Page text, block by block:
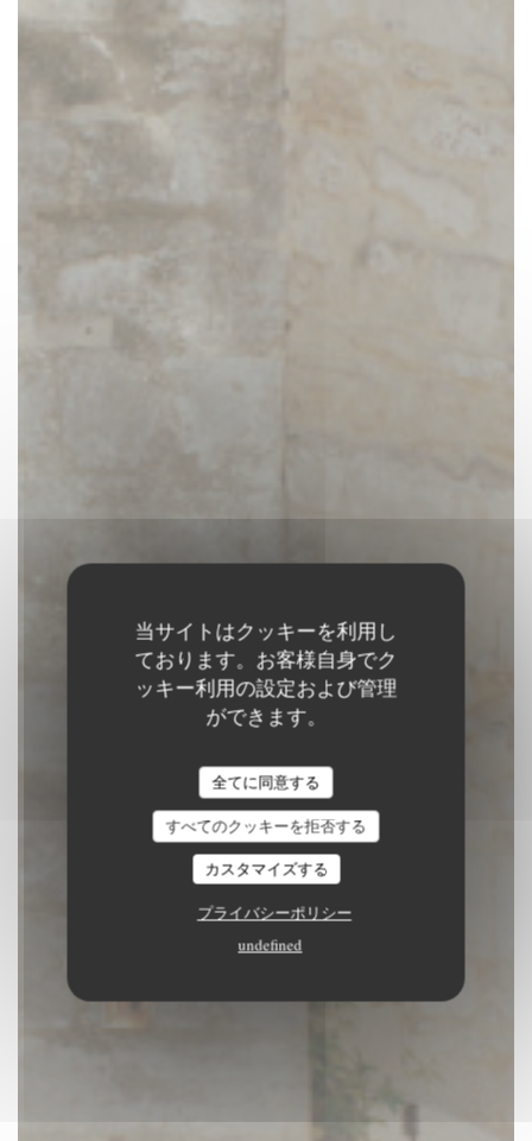
当サイトはクッキーを利用し
ております。お客様自身でク
ッキー利用の設定および管理
ができます。
全てに同意する
すべてのクッキーを拒否する
カスタマイズする
プライバシーポリシー
undefined
Inari
CUISINE DEMARCHÉ
予約